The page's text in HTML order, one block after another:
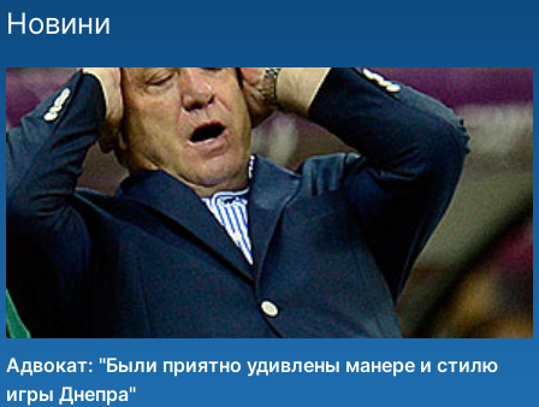
Новини
Адвокат: "Были приятно удивлены манере и стилю
игры Днепра"